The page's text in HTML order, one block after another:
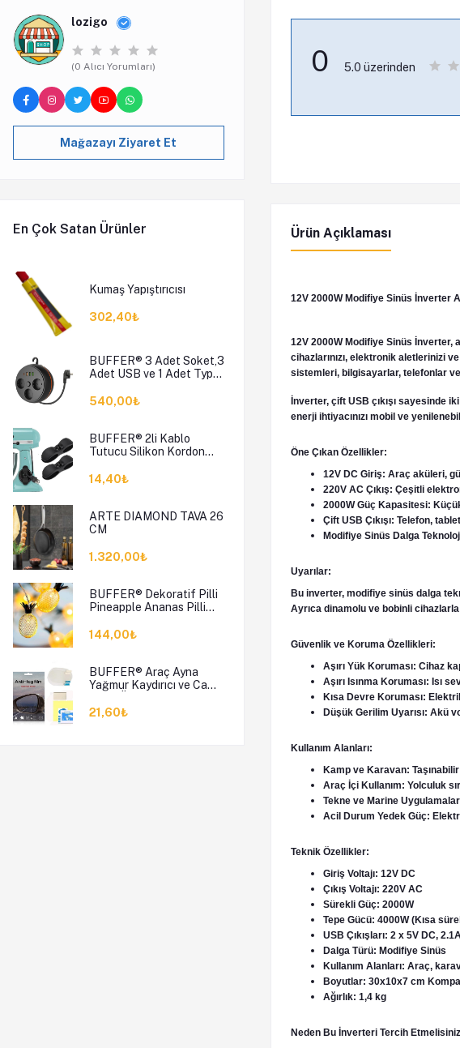
lozigo
(0 Alıcı Yorumları)
Mağazayı Ziyaret Et
En Çok Satan Ürünler
Kumaş Yapıştırıcısı
302,40₺
BUFFER® 3 Adet Soket,3
Adet USB ve 1 Adet Type-
Korumalı Makaralı Priz
540,00₺
BUFFER® 2li Kablo
Tutucu Silikon Kordon
14,40₺
ARTE DIAMOND TAVA 26
CM
1.320,00₺
BUFFER® Dekoratif Pilli
Pineapple Ananas Pilli
144,00₺
BUFFER® Araç Ayna
Yağmur Kaydırıcı ve Cam
21,60₺
0 5.0 üzerinden
Ürün Açıklaması
12V 2000W Modifiye Sinüs İnverter
12V 2000W Modifiye Sinüs
cihazlarınızı, elektronik aletlerinizi
sistemleri, bilgisayarlar, telefonlar
İnverter, çift USB çıkışı sayesinde
enerji ihtiyacınızı mobil ve
Öne Çıkan Özellikler:
12V DC Giriş: Araç aküleri,
220V AC Çıkış: Çeşitli
2000W Güç Kapasitesi:
Çift USB Çıkışı: Telefon,
Modifiye Sinüs Dalga
Uyarılar:
Bu inverter, modifiye sinüs dalga
Ayrıca dinamolu ve bobinli
Güvenlik ve Koruma Özellikleri:
Aşırı Yük Koruması: Cihaz
Aşırı Isınma Koruması: Isı
Kısa Devre Koruması:
Düşük Gerilim Uyarısı: Akü
Kullanım Alanları:
Kamp ve Karavan:
Araç İçi Kullanım: Yolculuk
Tekne ve Marine
Acil Durum Yedek Güç:
Teknik Özellikler:
Giriş Voltajı: 12V DC
Çıkış Voltajı: 220V AC
Sürekli Güç: 2000W
Tepe Gücü: 4000W (Kısa
USB Çıkışları: 2 x 5V DC,
Dalga Türü: Modifiye Sinüs
Kullanım Alanları: Araç,
Boyutlar: 30x10x7 cm
Ağırlık: 1,4 kg
Neden Bu İnverteri Tercih